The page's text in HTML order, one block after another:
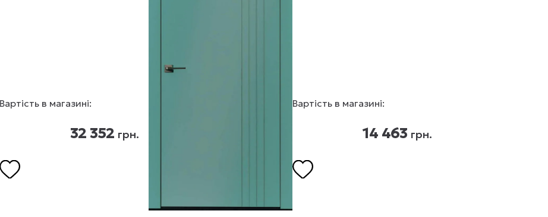
Вартість в магазині:
32 352 грн.
Вартість в магазині:
14 463 грн.